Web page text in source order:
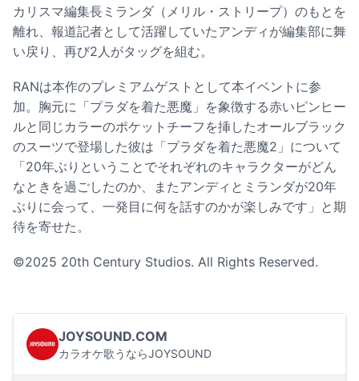
カリスマ編集長ミランダ（メリル・ストリープ）のもとを
離れ、報道記者として活躍していたアンディが編集部に舞
い戻り、再び2人がタッグを組む。
RANは本作のプレミアムゲストとして本イベントに参
加。胸元に「プラダを着た悪魔」を象徴する赤いピンヒー
ルと同じカラーのポケットチーフを挿したオールブラック
のスーツで登場した彼は「プラダを着た悪魔2」について
「20年ぶりということでそれぞれのキャラクターがどん
なときを過ごしたのか、またアンディとミランダが20年
ぶりに会って、一発目に何を話すのかが楽しみです」と期
待を寄せた。
©2025 20th Century Studios. All Rights Reserved.
JOYSOUND.COM
カラオケ歌うならJOYSOUND